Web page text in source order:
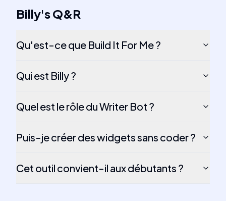
Billy'sQ&R
Qu'est-ce que Build It For Me ?
Qui est Billy ?
Quel est le rôle du Writer Bot ?
Puis-je créer des widgets sans coder ?
Cet outil convient-il aux débutants ?